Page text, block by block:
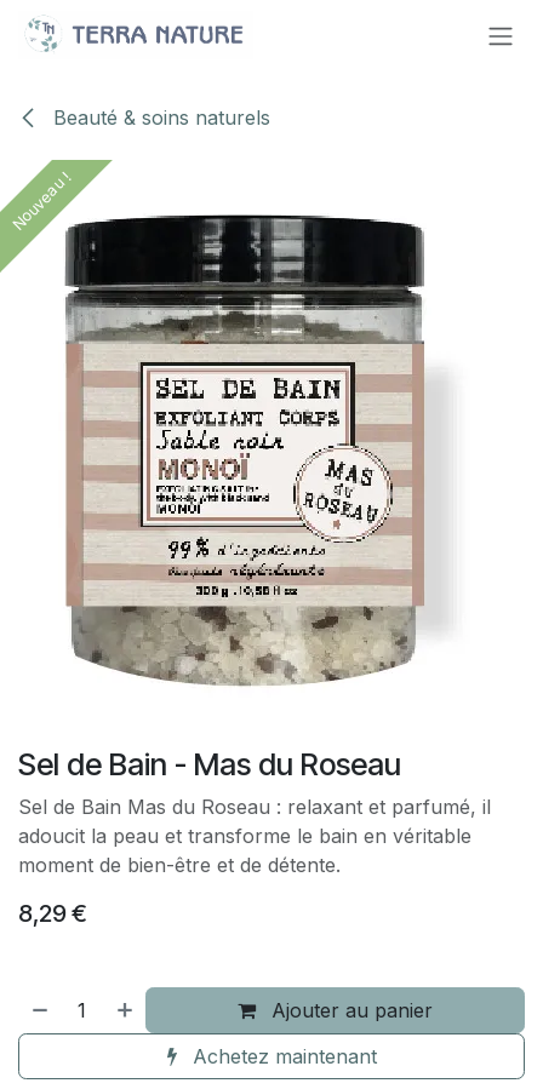
Se rendre au contenu
Beauté & soins naturels
Nouveau !
Nouveau !
Sel de Bain - Mas du Roseau
Sel de Bain Mas du Roseau : relaxant et parfumé, il
adoucit la peau et transforme le bain en véritable
moment de bien-être et de détente.
8,29€
Ajouter au panier
Achetez maintenant